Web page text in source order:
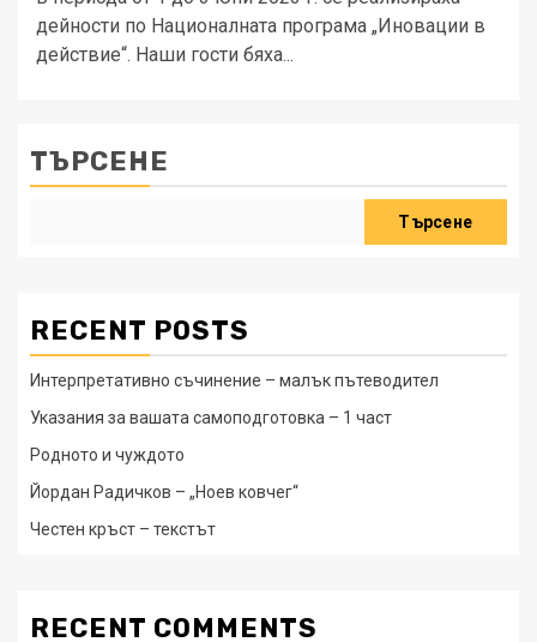
дейности по Националната програма „Иновации в
действие“. Наши гости бяха...
ТЪРСЕНЕ
Търсене
RECENT POSTS
Интерпретативно съчинение – малък пътеводител
Указания за вашата самоподготовка – 1 част
Родното и чуждото
Йордан Радичков – „Ноев ковчег“
Честен кръст – текстът
RECENT COMMENTS